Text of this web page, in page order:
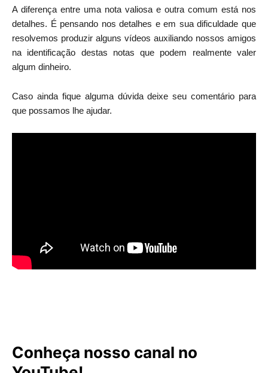
A diferença entre uma nota valiosa e outra comum está nos
detalhes. É pensando nos detalhes e em sua dificuldade que
resolvemos produzir alguns vídeos auxiliando nossos amigos
na identificação destas notas que podem realmente valer
algum dinheiro.
Caso ainda fique alguma dúvida deixe seu comentário para
que possamos lhe ajudar.
Conheça nosso canal no